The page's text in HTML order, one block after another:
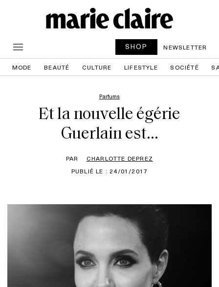
SHOP NEWSLETTER
MODE BEAUTÉ CULTURE LIFESTYLE SOCIÉTÉ
Parfums
Et la nouvelle égérie
Guerlain est…
PAR
CHARLOTTE DEPREZ
PUBLIÉ LE : 24/01/2017